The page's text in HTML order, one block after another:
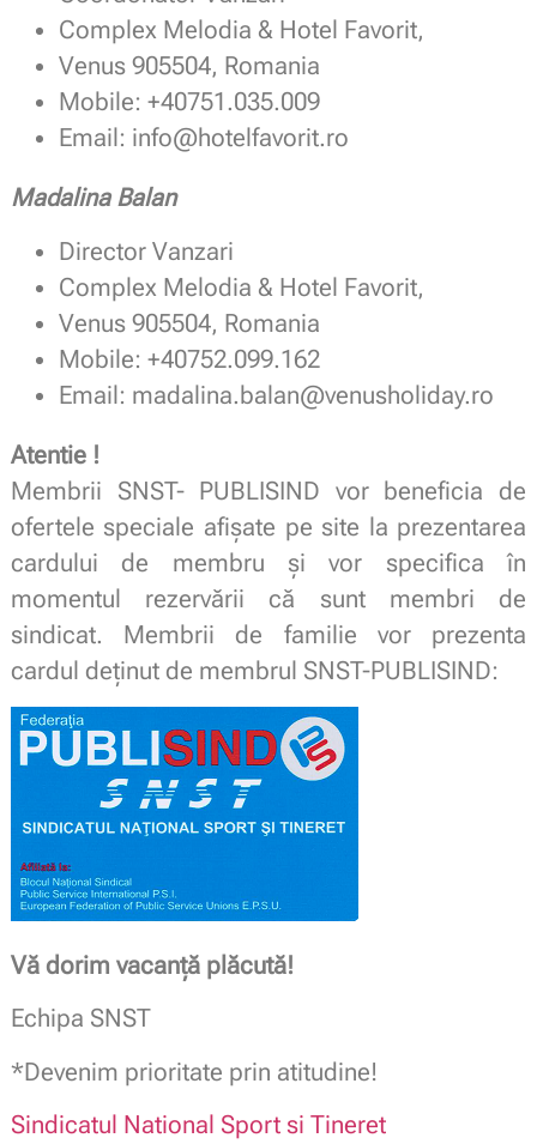
Complex Melodia & Hotel Favorit,
Venus 905504, Romania
Mobile: +40751.035.009
Email: info@hotelfavorit.ro
Madalina Balan
Director Vanzari
Complex Melodia & Hotel Favorit,
Venus 905504, Romania
Mobile: +40752.099.162
Email: madalina.balan@venusholiday.ro
Atentie !
Membrii SNST- PUBLISIND vor beneficia de
ofertele speciale afișate pe site la prezentarea
cardului de membru și vor specifica în
momentul rezervării că sunt membri de
sindicat. Membrii de familie vor prezenta
cardul deținut de membrul SNST-PUBLISIND:
Vă dorim vacanță plăcută!
Echipa SNST
*Devenim prioritate prin atitudine!
Sindicatul National Sport si Tineret